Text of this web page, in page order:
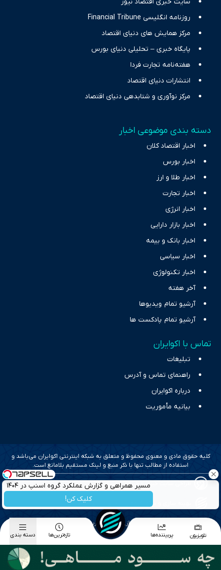
مسیر همراهی و گزارش عملکرد گروه اسنپ در ۱۴۰۴
کلیک کن!
روزنامه انگلیسی Financial Tribune
مرکز همایش های دنیای اقتصاد
پایگاه خبری – تحلیلی دنیای بورس
هفته‌نامه تجارت فردا
انتشارات دنیای اقتصاد
مرکز نوآوری و شتابدهی دنیای اقتصاد
دسته بندی موضوعی اخبار
اخبار اقتصاد کلان
اخبار بورس
اخبار طلا و ارز
اخبار تجارت
اخبار انرژی
اخبار بازار دارایی
اخبار بانک و بیمه
اخبار سیاسی
اخبار تکنولوژی
آخر هفته
آرشیو تمام ویدیوها
آرشیو تمام پادکست ها
تماس با اکوایران
تبلیغات
راهنمای تماس و آدرس
درباره اکوایران
بیانیه مأموریت
کلیه حقوق مادی و معنوی محفوظ و متعلق به شبکه اینترنتی اکوایران می‌باشد و
استفاده از مطالب تنها با ذکر منبع و لینک مستقیم بلامانع است.
طراحی سایت خبری و خبرگزاری آسام
بهینه سازی و سئو؛ گروه رسانه ای دنیای اقتصاد
طراحی گرافیک و پیاده سازی؛ برآیند تجربه
تلویزیون پربیننده‌ها تازه‌ترین‌ها دسته بندی